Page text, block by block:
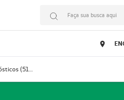
Faça sua busca aqui
Prestador Medlife Consultas e Diagnósticos (51004334-2)